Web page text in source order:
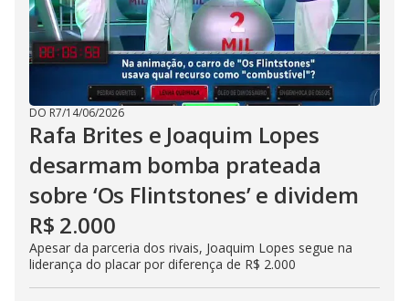
DO R7/14/06/2026
Rafa Brites e Joaquim Lopes
desarmam bomba prateada
sobre ‘Os Flintstones’ e dividem
R$ 2.000
Apesar da parceria dos rivais, Joaquim Lopes segue na
liderança do placar por diferença de R$ 2.000